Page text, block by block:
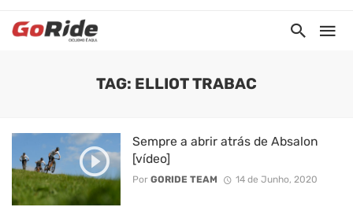
TAG: ELLIOT TRABAC
Sempre a abrir atrás de Absalon
[vídeo]
Por GORIDE TEAM 14 de Junho, 2020